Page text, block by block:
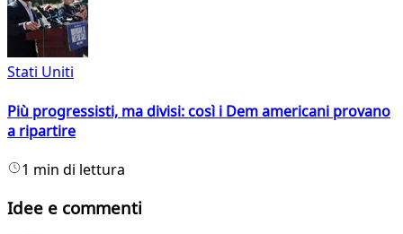
Stati Uniti
Più progressisti, ma divisi: così i Dem americani provano
a ripartire
1 min di lettura
Idee e commenti